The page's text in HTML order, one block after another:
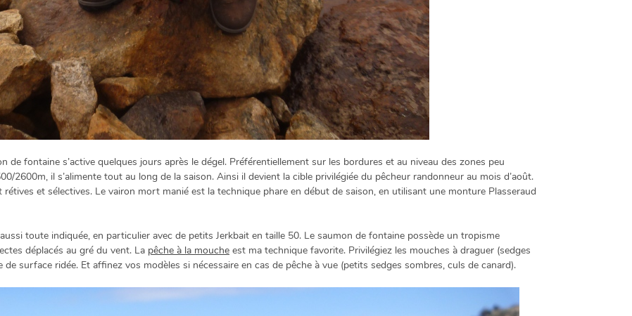
de fontaine s’active quelques jours après le dégel. Préférentiellement sur les bordures et au niveau des zones peu
2600m, il s’alimente tout au long de la saison. Ainsi il devient la cible privilégiée du pêcheur randonneur au mois d’août.
et sélectives. Le vairon mort manié est la technique phare en début de saison, en utilisant une monture Plasseraud
toute indiquée, en particulier avec de petits Jerkbait en taille 50. Le saumon de fontaine possède un tropisme
déplacés au gré du vent. La pêche à la mouche est ma technique favorite. Privilégiez les mouches à draguer (sedges
surface ridée. Et affinez vos modèles si nécessaire en cas de pêche à vue (petits sedges sombres, culs de canard).